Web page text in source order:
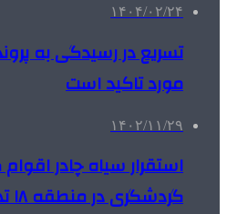
۱۴۰۴/۰۲/۲۴
تسریع در رسیدگی به
مورد تاکید است
۱۴۰۲/۱۱/۲۹
استقرار سیاه چادر
گردشگری در منطقه ۱۸ تهران